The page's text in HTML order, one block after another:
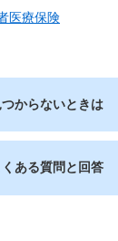
医療保険
つからないときは
くある質問と回答